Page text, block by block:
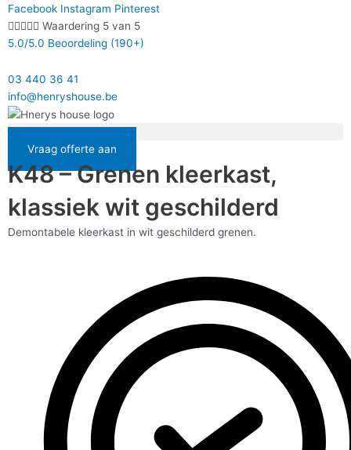
Ga
naar
de
Facebook Instagram Pinterest
 Waardering 5 van 5
5.0/5.0 Beoordeling (190+)
03 440 36 41
info@henryshouse.be
Vraag offerte aan
K48 – Grenen kleerkast,
klassiek wit geschilderd
Demontabele kleerkast in wit geschilderd grenen.